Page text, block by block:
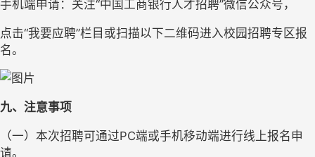
手机端申请：关注“中国工商银行人才招聘”微信公众号，
点击“我要应聘”栏目或扫描以下二维码进入校园招聘专区报
名。
九、注意事项
（一）本次招聘可通过PC端或手机移动端进行线上报名申
请。